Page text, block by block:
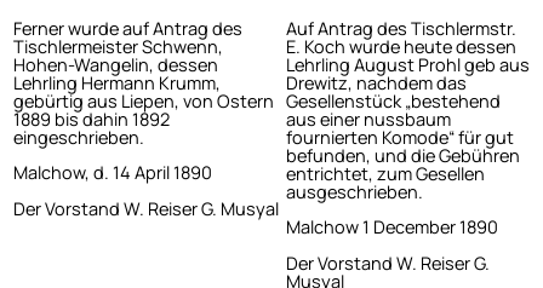
Ferner wurde auf Antrag des
Tischlermeister Schwenn,
Hohen-Wangelin, dessen
Lehrling Hermann Krumm,
gebürtig aus Liepen, von Ostern
1889 bis dahin 1892
eingeschrieben.
Malchow, d. 14 April 1890
Der Vorstand W. Reiser G. Musyal
Auf Antrag des Tischlermstr.
E. Koch wurde heute dessen
Lehrling August Prohl geb aus
Drewitz, nachdem das
Gesellenstück „bestehend
aus einer nussbaum
fournierten Komode“ für gut
befunden, und die Gebühren
entrichtet, zum Gesellen
ausgeschrieben.
Malchow 1 December 1890
Der Vorstand W. Reiser G.
Musyal